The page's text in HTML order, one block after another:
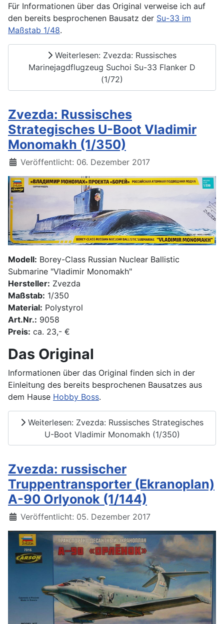
Für Informationen über das Original verweise ich auf
den bereits besprochenen Bausatz der Su-33 im
Maßstab 1/48.
Weiterlesen: Zvezda: Russisches
Marinejagdflugzeug Suchoi Su-33 Flanker D
(1/72)
Zvezda: Russisches
Strategisches U-Boot Vladimir
Monomakh (1/350)
Details
Veröffentlicht: 06. Dezember 2017
Modell: Borey-Class Russian Nuclear Ballistic
Submarine "Vladimir Monomakh"
Hersteller: Zvezda
Maßstab: 1/350
Material: Polystyrol
Art.Nr.: 9058
Preis: ca. 23,- €
Das Original
Informationen über das Original finden sich in der
Einleitung des bereits besprochenen Bausatzes aus
dem Hause Hobby Boss.
Weiterlesen: Zvezda: Russisches Strategisches
U-Boot Vladimir Monomakh (1/350)
Zvezda: russischer
Truppentransporter (Ekranoplan)
A-90 Orlyonok (1/144)
Details
Veröffentlicht: 05. Dezember 2017